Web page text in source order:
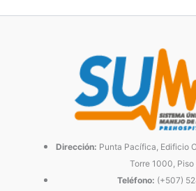
Dirección: Punta Pacífica, Edificio
Torre 1000, Piso
Teléfono: (+507)